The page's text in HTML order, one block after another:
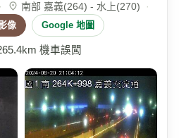
· 南部 嘉義(264) - 水上(270)
·
像 Google 地圖
機車誤闖